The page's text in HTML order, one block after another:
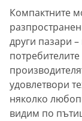
Компактните
други пазари
удовлетвори
няколко
видим по